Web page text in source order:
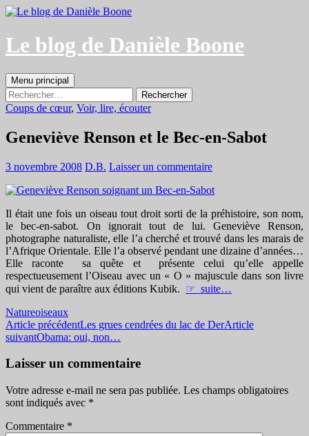
Aller
contenu
Le blog de Danièle Boone
Recherche
Menu principal
Rechercher :
Coups de cœur, Voir, lire, écouter
Geneviève Renson et le Bec-en-Sabot
3 novembre 2008 D.B. Laisser un commentaire
Il était une fois un oiseau tout droit sorti de la préhistoire, son nom,
le bec-en-sabot. On ignorait tout de lui. Geneviève Renson,
photographe naturaliste, elle l’a cherché et trouvé dans les marais de
l’Afrique Orientale. Elle l’a observé pendant une dizaine d’années…
Elle raconte sa quête et présente celui qu’elle appelle
respectueusement l’Oiseau avec un « O » majuscule dans son livre
qui vient de paraître aux éditions Kubik. ☞ suite…
Natureoiseaux
Navigation
des
articles
Article précédentLes grues cendrées du lac de DerArticle
suivantObama: oui, non…
Laisser un commentaire
Votre adresse e-mail ne sera pas publiée. Les champs obligatoires
sont indiqués avec *
Commentaire *